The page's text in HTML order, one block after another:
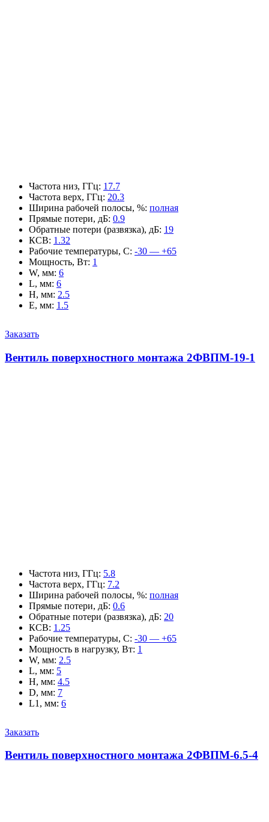
Частота низ, ГГц: 17.7
Частота верх, ГГц: 20.3
Ширина рабочей полосы, %: полная
Прямые потери, дБ: 0.9
Обратные потери (развязка), дБ: 19
КСВ: 1.32
Рабочие температуры, С: -30 — +65
Мощность, Вт: 1
W, мм: 6
L, мм: 6
H, мм: 2.5
E, мм: 1.5
Заказать
Вентиль поверхностного монтажа 2ФВПМ-19-1
Частота низ, ГГц: 5.8
Частота верх, ГГц: 7.2
Ширина рабочей полосы, %: полная
Прямые потери, дБ: 0.6
Обратные потери (развязка), дБ: 20
КСВ: 1.25
Рабочие температуры, С: -30 — +65
Мощность в нагрузку, Вт: 1
W, мм: 2.5
L, мм: 5
H, мм: 4.5
D, мм: 7
L1, мм: 6
Заказать
Вентиль поверхностного монтажа 2ФВПМ-6.5-4